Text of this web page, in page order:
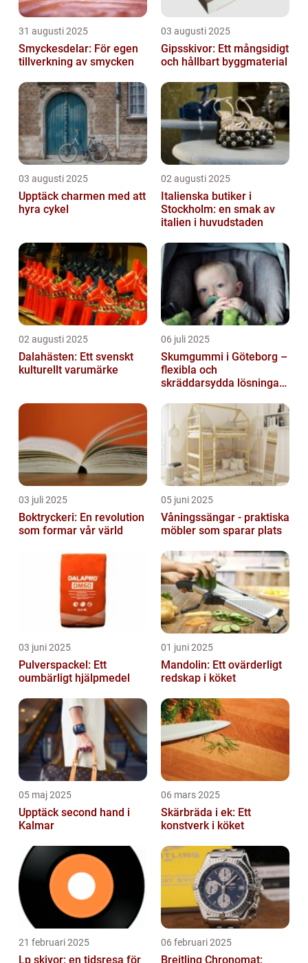
31 augusti 2025
Smyckesdelar: För egen
tillverkning av smycken
03 augusti 2025
Gipsskivor: Ett mångsidigt
och hållbart byggmaterial
03 augusti 2025
Upptäck charmen med att
hyra cykel
02 augusti 2025
Italienska butiker i
Stockholm: en smak av
italien i huvudstaden
02 augusti 2025
Dalahästen: Ett svenskt
kulturellt varumärke
06 juli 2025
Skumgummi i Göteborg –
flexibla och
skräddarsydda lösningar
03 juli 2025
Boktryckeri: En revolution
som formar vår värld
05 juni 2025
Våningssängar - praktiska
möbler som sparar plats
03 juni 2025
Pulverspackel: Ett
oumbärligt hjälpmedel
01 juni 2025
Mandolin: Ett ovärderligt
redskap i köket
05 maj 2025
Upptäck second hand i
Kalmar
06 mars 2025
Skärbräda i ek: Ett
konstverk i köket
21 februari 2025
Lp skivor: en tidsresa för
06 februari 2025
Breitling Chronomat: